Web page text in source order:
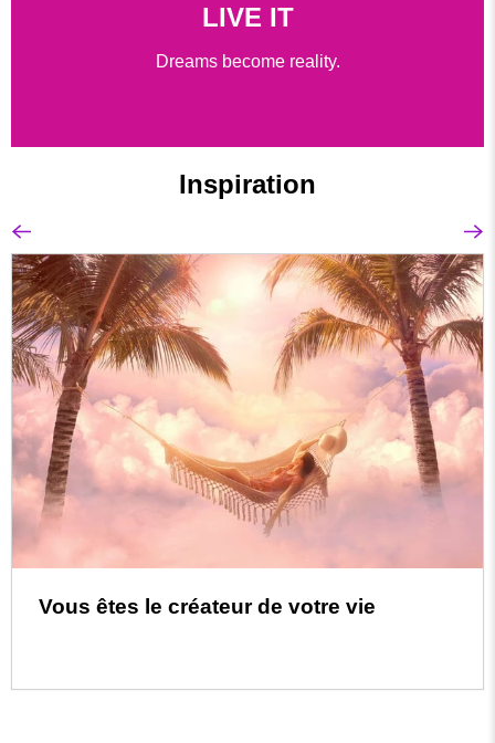
LIVE IT
Dreams become reality.
Inspiration
Vous êtes le créateur de votre vie